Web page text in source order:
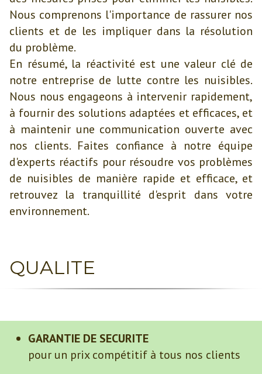
Nous comprenons l'importance de rassurer nos
clients et de les impliquer dans la résolution
du problème.
En résumé, la réactivité est une valeur clé de
notre entreprise de lutte contre les nuisibles.
Nous nous engageons à intervenir rapidement,
à fournir des solutions adaptées et efficaces, et
à maintenir une communication ouverte avec
nos clients. Faites confiance à notre équipe
d'experts réactifs pour résoudre vos problèmes
de nuisibles de manière rapide et efficace, et
retrouvez la tranquillité d'esprit dans votre
environnement.
QUALITE
GARANTIE DE SECURITE
pour un prix compétitif à tous nos clients